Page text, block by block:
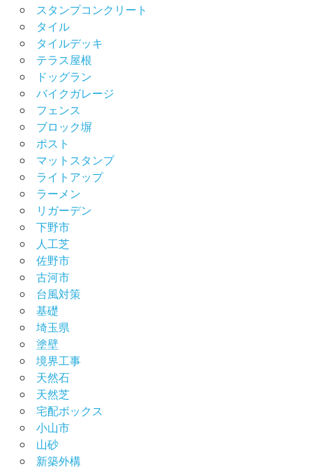
スタンプコンクリート
タイル
タイルデッキ
テラス屋根
ドッグラン
バイクガレージ
フェンス
ブロック塀
ポスト
マットスタンプ
ライトアップ
ラーメン
リガーデン
下野市
人工芝
佐野市
古河市
台風対策
基礎
埼玉県
塗壁
境界工事
天然石
天然芝
宅配ボックス
小山市
山砂
新築外構